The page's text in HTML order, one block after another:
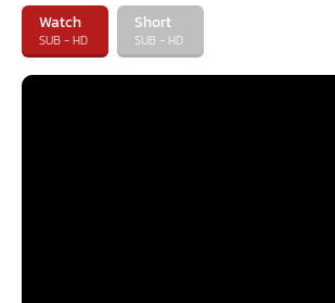
Watch
SUB - HD
Short
SUB - HD